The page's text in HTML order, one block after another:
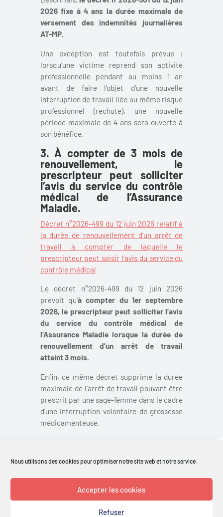
Nous utilisons des cookies pour optimiser notre site web et notre service.
Accepter les cookies
Refuser
2026 fixe à 4 ans la durée maximale de
versement des indemnités journalières
AT-MP.
Une exception est toutefois prévue :
lorsqu’une victime reprend son activité
professionnelle pendant au moins 1 an
avant de faire l’objet d’une nouvelle
interruption de travail liée au même risque
professionnel (rechute), une nouvelle
période maximale de 4 ans sera ouverte à
son bénéfice.
3. À compter de 3 mois de
renouvellement, le
prescripteur peut solliciter
l’avis du service du contrôle
médical de l’Assurance
Maladie.
Décret n°2026-499 du 12 juin 2026 relatif à
la durée de renouvellement d’un arrêt de
travail à compter de laquelle le
prescripteur peut saisir l’avis du service du
contrôle médical
Le décret n°2026-499 du 12 juin 2026
prévoit qu’à compter du 1er septembre
2026, le prescripteur peut solliciter l’avis
du service du contrôle médical de
l’Assurance Maladie lorsque la durée de
renouvellement d’un arrêt de travail
atteint 3 mois.
Enfin, ce même décret supprime la durée
maximale de l’arrêt de travail pouvant être
prescrit par une sage-femme dans le cadre
d’une interruption volontaire de grossesse
médicamenteuse.